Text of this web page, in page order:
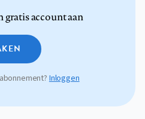
gratis account aan
Inloggen